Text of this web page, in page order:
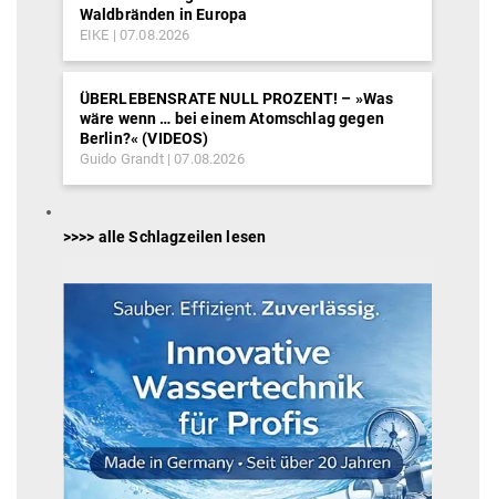
Waldbränden in Europa
EIKE 07.08.2026
ÜBERLEBENSRATE NULL PROZENT! – »Was
wäre wenn … bei einem Atomschlag gegen
Berlin?« (VIDEOS)
Guido Grandt 07.08.2026
>>>> alle Schlagzeilen lesen